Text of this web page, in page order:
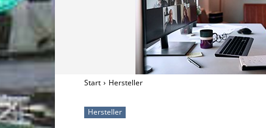
Start Hersteller
Hersteller